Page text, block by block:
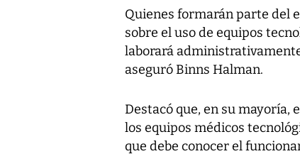
Quienes formarán parte del
sobre el uso de equipos
laborará
aseguró Binns Halman.
Destacó que, en su mayoría,
los equipos médicos
que debe conocer el